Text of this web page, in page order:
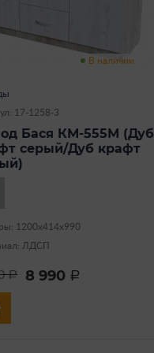
В наличии
17-1258-3
Бася КМ-555М (Дуб
серый/Дуб крафт
1200х414х990
ЛДСП
a 8 990 a